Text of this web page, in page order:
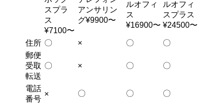
スプラ
ス
¥7100〜
アンサリン
グ¥9900〜
ルオフィ
ス
¥16900〜
ルオフィ
スプラス
¥24500〜
住所 〇 × 〇
〇
郵便
受取
転送
〇 × 〇 〇
電話
番号
× 〇 〇 〇